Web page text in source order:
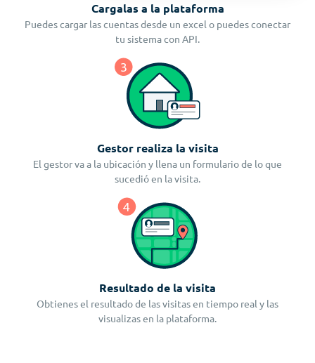
Cargalas a la plataforma
Puedes cargar las cuentas desde un excel o puedes conectar
tu sistema con API.
Gestor realiza la visita
El gestor va a la ubicación y llena un formulario de lo que
sucedió en la visita.
Resultado de la visita
Obtienes el resultado de las visitas en tiempo real y las
visualizas en la plataforma.